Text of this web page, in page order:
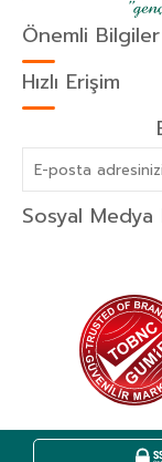
Önemli Bilgiler
Hızlı Erişim
Sosyal Medya